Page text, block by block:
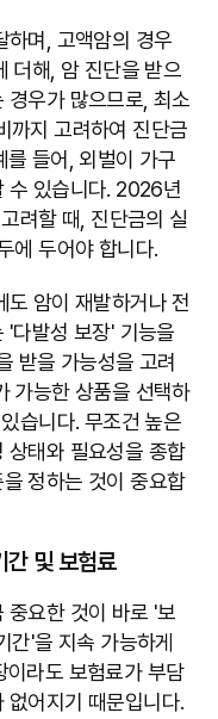
하며, 고액암의 경우
더해, 암 진단을 받으
경우가 많으므로, 최소
까지 고려하여 진단금
를 들어, 외벌이 가구
수 있습니다. 2026년
려할 때, 진단금의 실
에 두어야 합니다.
도 암이 재발하거나 전
'다발성 보장' 기능을
받을 가능성을 고려
가능한 상품을 선택하
습니다. 무조건 높은
상태와 필요성을 종합
정하는 것이 중요합
간 및 보험료
중요한 것이 바로 '보
간'을 지속 가능하게
이라도 보험료가 부담
없어지기 때문입니다.